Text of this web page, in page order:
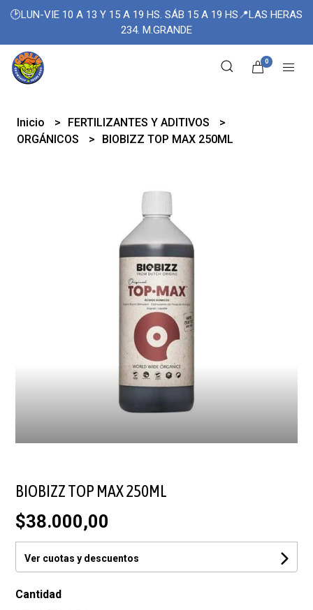
🕑LUN-VIE 10 A 13 Y 15 A 19 HS. SÁB 15 A 19 HS📍LAS HERAS
234. M.GRANDE
0
Inicio
FERTILIZANTES Y ADITIVOS
ORGÁNICOS
BIOBIZZ TOP MAX 250ML
BIOBIZZ TOP MAX 250ML
$38.000,00
Ver cuotas y descuentos
Cantidad